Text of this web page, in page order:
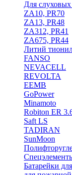
Для слуховых
ZA10, PR70
ZA13, PR48
ZA312, PR41
ZA675, PR44
Литий
FANSO
NEVACELL
REVOLTA
EEMB
GoPower
Minamoto
Robiton ER
Saft LS
TADIRAN
SunMoon
Батарейки